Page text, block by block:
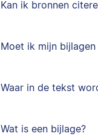
Kan ik bronnen
Moet ik mijn
Waar in de tekst
Wat is een bijlage?